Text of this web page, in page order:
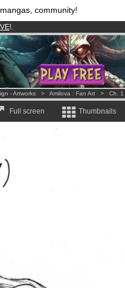
community!
!.
eurosper month !Get membership
1000 comics & mangas!.
- Artworks > Amilova : Fan Art > Ch. 1
Full screen Thumbnails